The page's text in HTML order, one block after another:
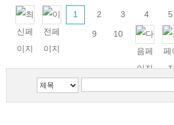
1 2 3 4 5
9 10